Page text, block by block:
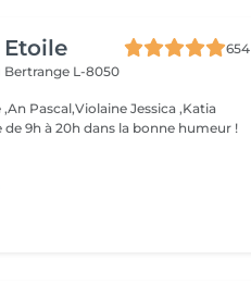
Etoile
654
Bertrange L-8050
Pascal,Violaine Jessica ,Katia
9h à 20h dans la bonne humeur !